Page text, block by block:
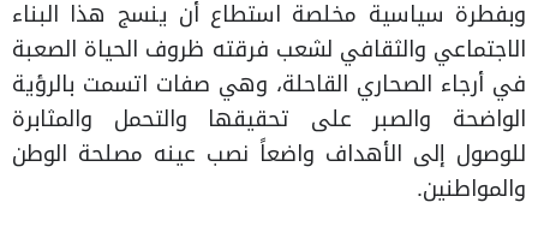
وبفطرة سياسية مخلصة استطاع أن ينسج هذا البناء
الاجتماعي والثقافي لشعب فرقته ظروف الحياة الصعبة
في أرجاء الصحاري القاحلة، وهي صفات اتسمت بالرؤية
الواضحة والصبر على تحقيقها والتحمل والمثابرة
للوصول إلى الأهداف واضعاً نصب عينه مصلحة الوطن
والمواطنين.